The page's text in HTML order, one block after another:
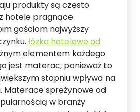
produkty są często
hotele pragnące
gościom najwyższy
łóżka hotelowe od
elementem każdego
jest materac, ponieważ to
stopniu wpływa na
Materace sprężynowe od
w branży